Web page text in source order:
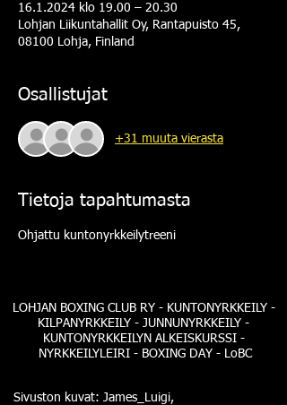
16.1.2024 klo 19.00 – 20.30
Lohjan Liikuntahallit Oy, Rantapuisto 45,
08100 Lohja, Finland
Osallistujat
+31 muuta vierasta
Tietoja tapahtumasta
Ohjattu kuntonyrkkeilytreeni
LOHJAN BOXING CLUB RY - KUNTONYRKKEILY -
KILPANYRKKEILY - JUNNUNYRKKEILY -
KUNTONYRKKEILYN ALKEISKURSSI -
NYRKKEILYLEIRI - BOXING DAY - LoBC
Sivuston kuvat: James_Luigi,